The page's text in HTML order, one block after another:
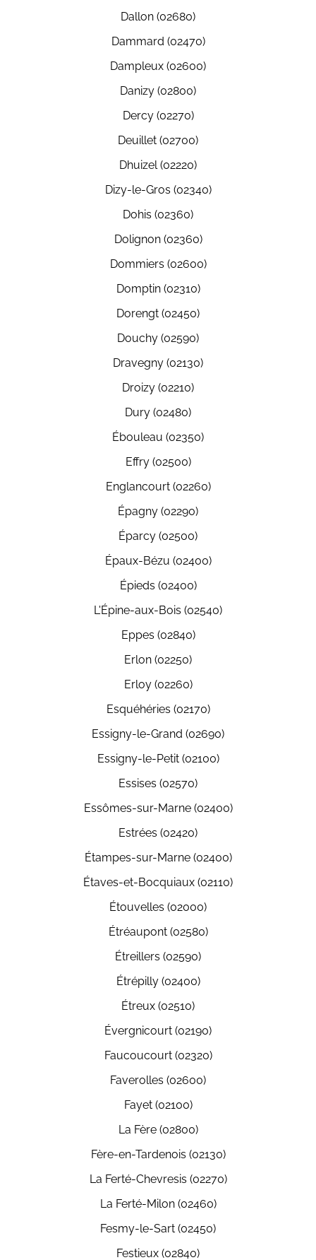
Dallon (02680)
Dammard (02470)
Dampleux (02600)
Danizy (02800)
Dercy (02270)
Deuillet (02700)
Dhuizel (02220)
Dizy-le-Gros (02340)
Dohis (02360)
Dolignon (02360)
Dommiers (02600)
Domptin (02310)
Dorengt (02450)
Douchy (02590)
Dravegny (02130)
Droizy (02210)
Dury (02480)
Ébouleau (02350)
Effry (02500)
Englancourt (02260)
Épagny (02290)
Éparcy (02500)
Épaux-Bézu (02400)
Épieds (02400)
L'Épine-aux-Bois (02540)
Eppes (02840)
Erlon (02250)
Erloy (02260)
Esquéhéries (02170)
Essigny-le-Grand (02690)
Essigny-le-Petit (02100)
Essises (02570)
Essômes-sur-Marne (02400)
Estrées (02420)
Étampes-sur-Marne (02400)
Étaves-et-Bocquiaux (02110)
Étouvelles (02000)
Étréaupont (02580)
Étreillers (02590)
Étrépilly (02400)
Étreux (02510)
Évergnicourt (02190)
Faucoucourt (02320)
Faverolles (02600)
Fayet (02100)
La Fère (02800)
Fère-en-Tardenois (02130)
La Ferté-Chevresis (02270)
La Ferté-Milon (02460)
Fesmy-le-Sart (02450)
Festieux (02840)